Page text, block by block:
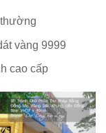
vàng 9999
cao cấp